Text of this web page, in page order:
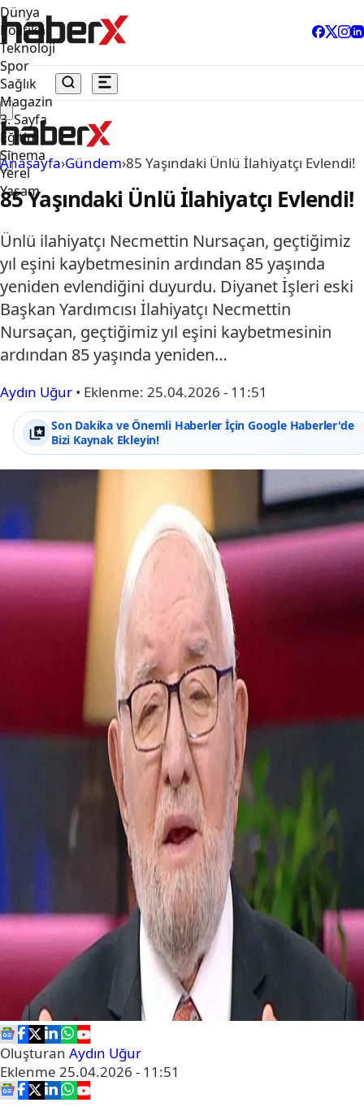
Dünya
Politika
Teknoloji
Spor
Sağlık
Magazin
3. Sayfa
Eğitim
Sinema
Yerel
Yaşam
Anasayfa›Gündem›85 Yaşındaki Ünlü İlahiyatçı Evlendi!
85 Yaşındaki Ünlü İlahiyatçı Evlendi!
Ünlü ilahiyatçı Necmettin Nursaçan, geçtiğimiz
yıl eşini kaybetmesinin ardından 85 yaşında
yeniden evlendiğini duyurdu. Diyanet İşleri eski
Başkan Yardımcısı İlahiyatçı Necmettin
Nursaçan, geçtiğimiz yıl eşini kaybetmesinin
ardından 85 yaşında yeniden…
Aydın Uğur • Eklenme: 25.04.2026 - 11:51
Son Dakika ve Önemli Haberler İçin Google Haberler'de
Bizi Kaynak Ekleyin!
Oluşturan Aydın Uğur
Eklenme 25.04.2026 - 11:51